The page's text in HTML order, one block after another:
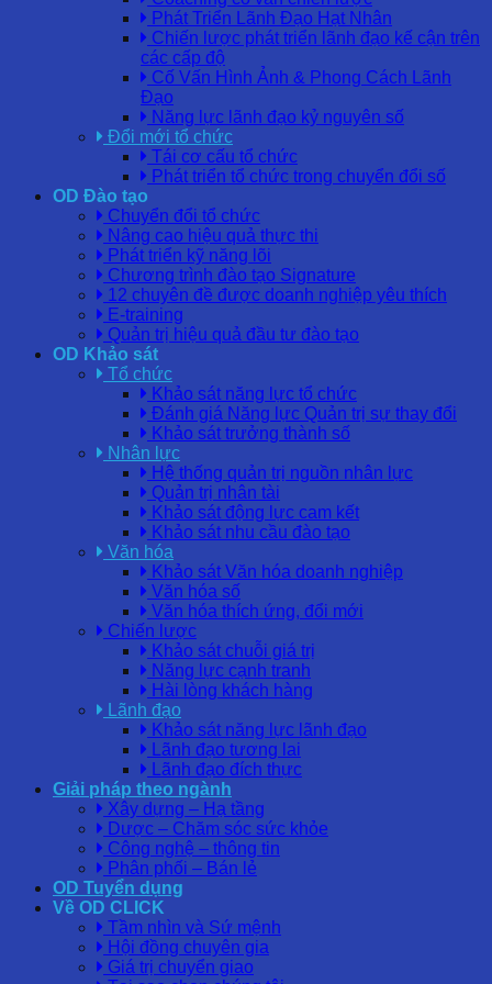
Phát Triển Lãnh Đạo Hạt Nhân
Chiến lược phát triển lãnh đạo kế cận trên
các cấp độ
Cố Vấn Hình Ảnh & Phong Cách Lãnh
Đạo
Năng lực lãnh đạo kỷ nguyên số
Đổi mới tổ chức
Tái cơ cấu tổ chức
Phát triển tổ chức trong chuyển đổi số
OD Đào tạo
Chuyển đổi tổ chức
Nâng cao hiệu quả thực thi
Phát triển kỹ năng lõi
Chương trình đào tạo Signature
12 chuyên đề được doanh nghiệp yêu thích
E-training
Quản trị hiệu quả đầu tư đào tạo
OD Khảo sát
Tổ chức
Khảo sát năng lực tổ chức
Đánh giá Năng lực Quản trị sự thay đổi
Khảo sát trưởng thành số
Nhân lực
Hệ thống quản trị nguồn nhân lực
Quản trị nhân tài
Khảo sát động lực cam kết
Khảo sát nhu cầu đào tạo
Văn hóa
Khảo sát Văn hóa doanh nghiệp
Văn hóa số
Văn hóa thích ứng, đổi mới
Chiến lược
Khảo sát chuỗi giá trị
Năng lực cạnh tranh
Hài lòng khách hàng
Lãnh đạo
Khảo sát năng lực lãnh đạo
Lãnh đạo tương lai
Lãnh đạo đích thực
Giải pháp theo ngành
Xây dựng – Hạ tầng
Dược – Chăm sóc sức khỏe
Công nghệ – thông tin
Phân phối – Bán lẻ
OD Tuyển dụng
Về OD CLICK
Tầm nhìn và Sứ mệnh
Hội đồng chuyên gia
Giá trị chuyển giao